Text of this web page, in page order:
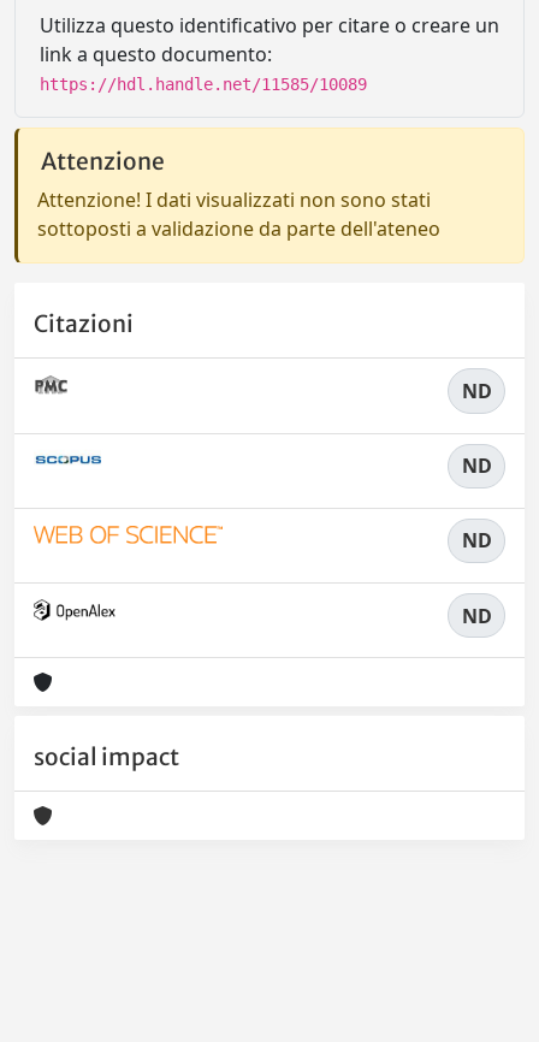
Utilizza questo identificativo per citare o creare un
link a questo documento:
https://hdl.handle.net/11585/10089
Attenzione
Attenzione! I dati visualizzati non sono stati
sottoposti a validazione da parte dell'ateneo
Citazioni
ND
ND
ND
ND
social impact